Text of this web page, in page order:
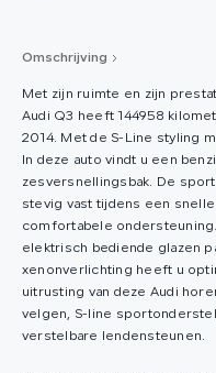
Omschrijving
Met zijn ruimte en zijn
Audi Q3 heeft 144958
2014. Met de S-Line styling
In deze auto vindt u een
zesversnellingsbak. De
stevig vast tijdens een
comfortabele
elektrisch bediende glazen
xenonverlichting heeft u
uitrusting van deze Audi
velgen, S-line
verstelbare lendensteunen.